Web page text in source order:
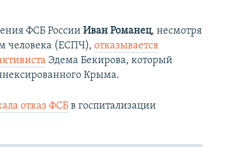
ФСБ РоссииИван Романец, несмотря
человека (ЕСПЧ),отказывается
Эдема Бекирова, который
Крыма.
отказ ФСБ в госпитализации